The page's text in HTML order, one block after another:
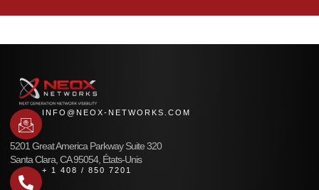
INFO@NEOX-NETWORKS.COM
5201 Great America Parkway Suite 320
Santa Clara, CA 95054, États-Unis
+ 1 408 / 850 7201